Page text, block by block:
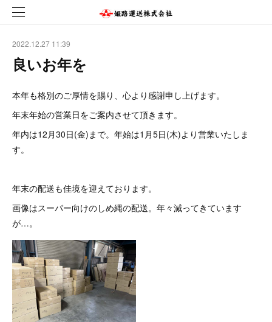
2022.12.27 11:39
良いお年を
本年も格別のご厚情を賜り、心より感謝申し上げます。
年末年始の営業日をご案内させて頂きます。
年内は12月30日(金)まで。年始は1月5日(木)より営業いたしま
す。
年末の配送も佳境を迎えております。
画像はスーパー向けのしめ縄の配送。年々減ってきています
が…。